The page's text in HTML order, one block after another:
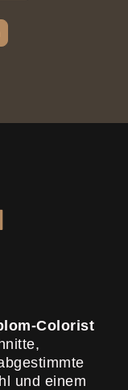
Colorist
und einem